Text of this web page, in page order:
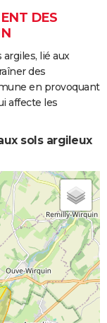
2 j
15 j Oui
5 j Oui
37 j Oui
DES
lié aux
des
en provoquant
affecte les
sols argileux